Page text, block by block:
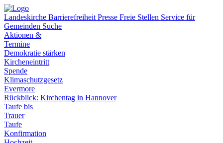
Landeskirche Barrierefreiheit Presse Freie Stellen Service für
Gemeinden Suche
Aktionen &
Termine
Demokratie stärken
Kircheneintritt
Spende
Klimaschutzgesetz
Evermore
Rückblick: Kirchentag in Hannover
Taufe bis
Trauer
Taufe
Konfirmation